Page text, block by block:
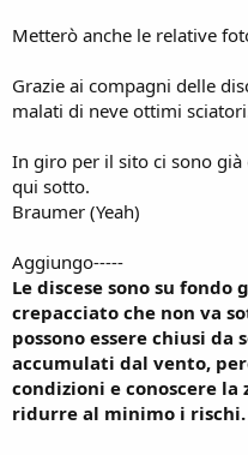
Metterò anche le relative
Grazie ai compagni delle
malati di neve ottimi
In giro per il sito ci sono
qui sotto.
Braumer (Yeah)
Aggiungo-----
Le discese sono su
crepacciato che non va
possono essere chiusi
accumulati dal vento,
condizioni e conoscere la
ridurre al minimo i rischi.